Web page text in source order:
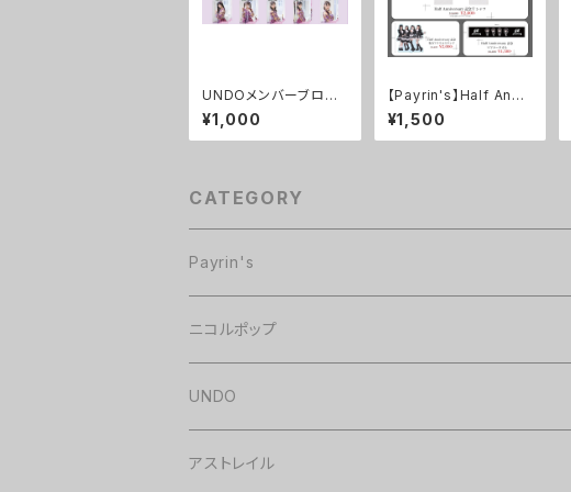
UNDOメンバーブロマ
イド(あたりはサイン入
り)
¥1,000
【Payrin's】Half Anni
versary 記念マフラー
タオル
¥1,500
CATEGORY
Payrin's
チェキ
グッズ・CD
ニコルポップ
UNDO
アストレイル